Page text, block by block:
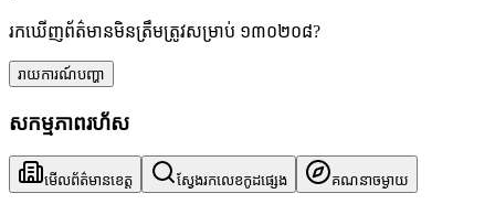
រកឃើញព័ត៌មានមិនត្រឹមត្រូវសម្រាប់ ១៣០២០៨?
រាយការណ៍បញ្ហា
សកម្មភាពរហ័ស
មើលព័ត៌មានខេត្ត ស្វែងរកលេខកូដផ្សេង គណនាចម្ងាយ